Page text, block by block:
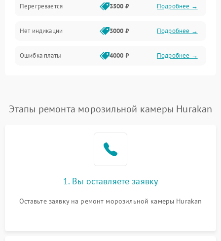
Перегревается 3500 ₽ Подробнее →
Нет индикации 3000 ₽ Подробнее →
Ошибка платы 4000 ₽ Подробнее →
Этапы ремонта морозильной камеры Hurakan
1. Вы оставляете заявку
Оставьте заявку на ремонт морозильной камеры Hurakan